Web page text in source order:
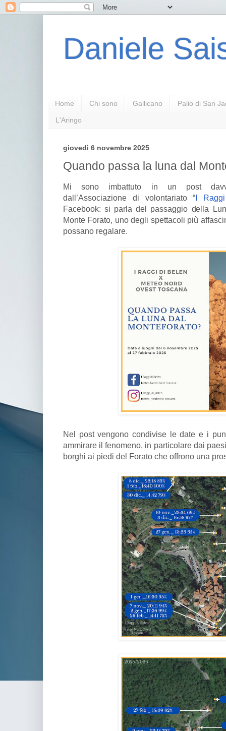
Daniele
Home Chi sono Gallicano Palio di San
L'Aringo
giovedì 6 novembre 2025
Quando passa la luna dal
Mi sono imbattuto in un post
dall’Associazione di volontariato “I
Facebook: si parla del passaggio della
Monte Forato, uno degli spettacoli più
possano regalare.
Nel post vengono condivise le date e i
ammirare il fenomeno, in particolare dai
borghi ai piedi del Forato che offrono una